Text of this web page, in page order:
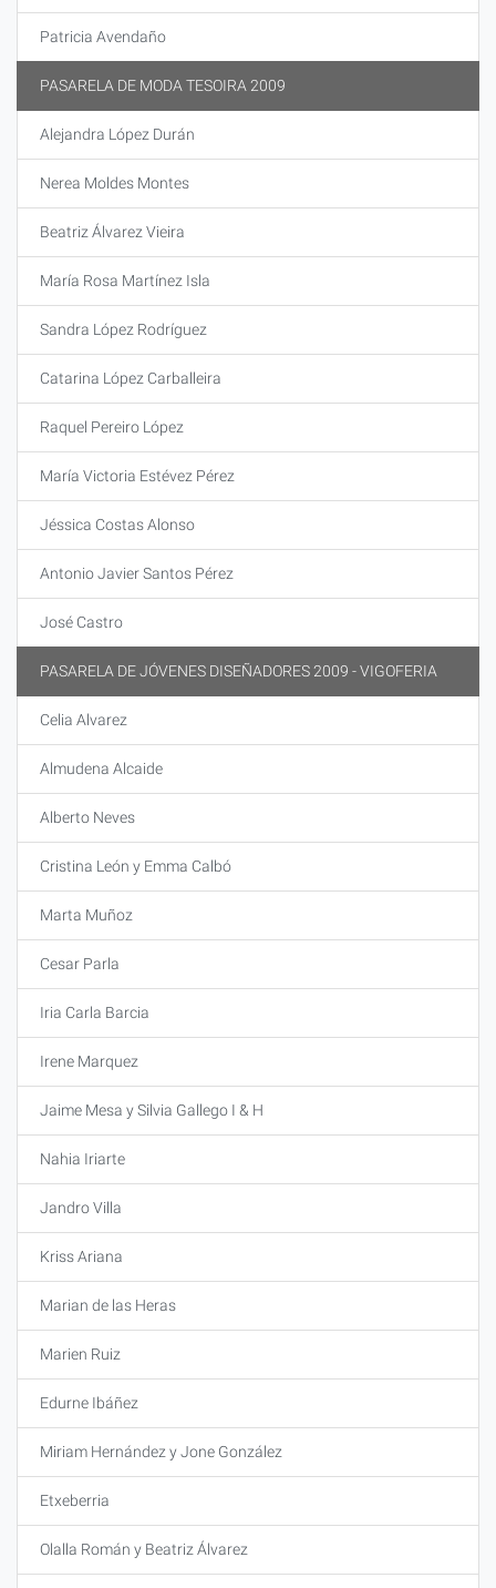
Patricia Avendaño
PASARELA DE MODA TESOIRA 2009
Alejandra López Durán
Nerea Moldes Montes
Beatriz Álvarez Vieira
María Rosa Martínez Isla
Sandra López Rodríguez
Catarina López Carballeira
Raquel Pereiro López
María Victoria Estévez Pérez
Jéssica Costas Alonso
Antonio Javier Santos Pérez
José Castro
PASARELA DE JÓVENES DISEÑADORES 2009 - VIGOFERIA
Celia Alvarez
Almudena Alcaide
Alberto Neves
Cristina León y Emma Calbó
Marta Muñoz
Cesar Parla
Iria Carla Barcia
Irene Marquez
Jaime Mesa y Silvia Gallego I & H
Nahia Iriarte
Jandro Villa
Kriss Ariana
Marian de las Heras
Marien Ruiz
Edurne Ibáñez
Miriam Hernández y Jone González
Etxeberria
Olalla Román y Beatriz Álvarez